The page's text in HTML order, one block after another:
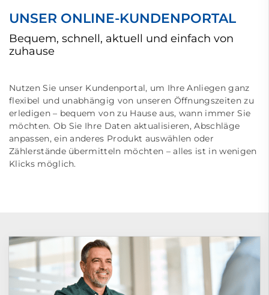
UNSER ONLINE-KUNDENPORTAL
Bequem, schnell, aktuell und einfach von
zuhause
Nutzen Sie unser Kundenportal, um Ihre Anliegen ganz
flexibel und unabhängig von unseren Öffnungszeiten zu
erledigen – bequem von zu Hause aus, wann immer Sie
möchten. Ob Sie Ihre Daten aktualisieren, Abschläge
anpassen, ein anderes Produkt auswählen oder
Zählerstände übermitteln möchten – alles ist in wenigen
Klicks möglich.